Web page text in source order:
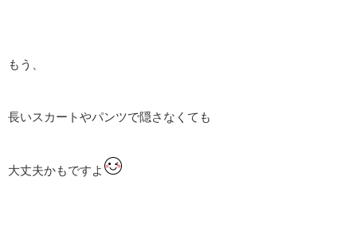
もう、
長いスカートやパンツで隠さなくても
大丈夫かもですよ